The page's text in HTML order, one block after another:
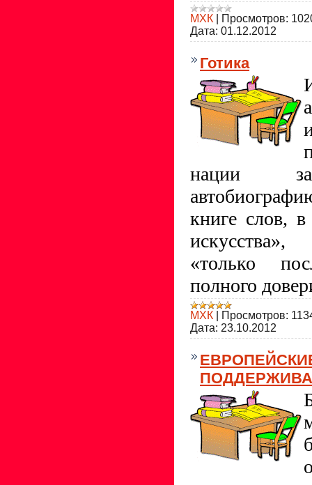
МХК Просмотров:
Дата: 01.12.2012
Готика
нации
книге слов,
«только
полного
МХК Просмотров:
Дата: 23.10.2012